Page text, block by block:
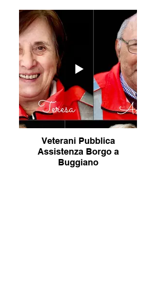
Veterani Pubblica
Assistenza Borgo a
Buggiano